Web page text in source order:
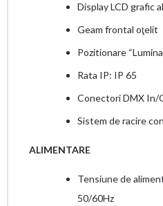
Display LCD grafic
Geam frontal oţelit
Pozitionare
Rata IP: IP 65
Conectori DMX In/
Sistem de racire
ALIMENTARE
Tensiune de
50/60Hz